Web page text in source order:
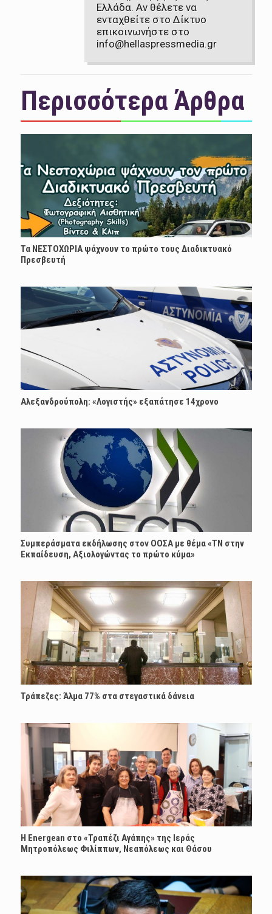
Ελλάδα. Αν θέλετε να
ενταχθείτε στο Δίκτυο
επικοινωνήστε στο
info@hellaspressmedia.gr
Περισσότερα Άρθρα
Τα ΝΕΣΤΟΧΩΡΙΑ ψάχνουν το πρώτο τους Διαδικτυακό
Πρεσβευτή
Αλεξανδρούπολη: «Λογιστής» εξαπάτησε 14χρονο
Συμπεράσματα εκδήλωσης στον ΟΟΣΑ με θέμα «ΤΝ στην
Εκπαίδευση, Αξιολογώντας το πρώτο κύμα»
Τράπεζες: Άλμα 77% στα στεγαστικά δάνεια
H Energean στο «Τραπέζι Αγάπης» της Ιεράς
Μητροπόλεως Φιλίππων, Νεαπόλεως και Θάσου